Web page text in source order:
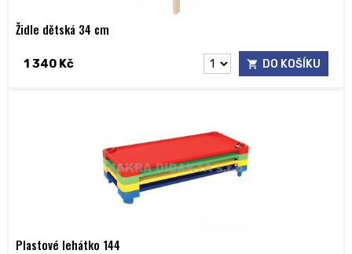
Židle dětská 34 cm
1 340 Kč DO KOŠÍKU
Plastové lehátko 144